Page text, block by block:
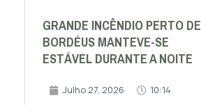
GRANDE INCÊNDIO PERTO DE
BORDÉUS MANTEVE-SE
ESTÁVEL DURANTE A NOITE
Julho 27, 2026 10:14